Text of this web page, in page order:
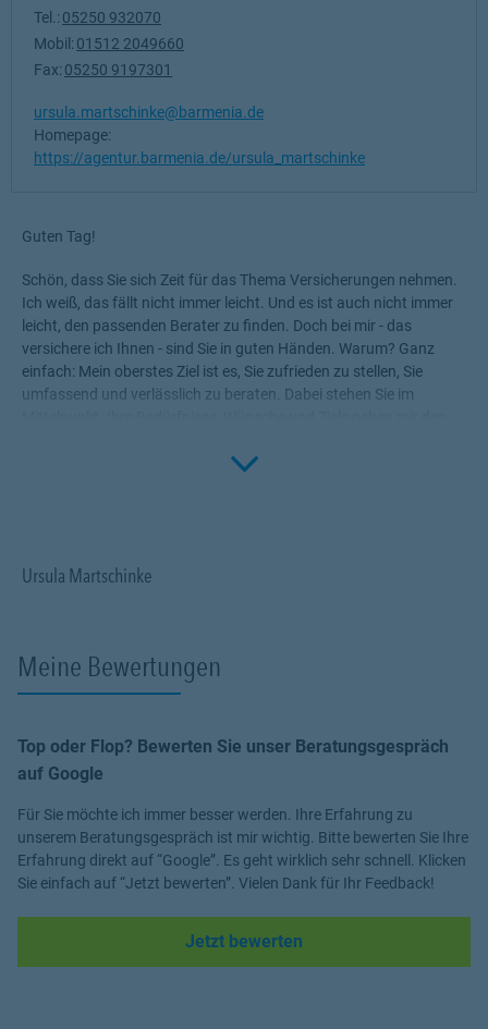
Guten Tag!
Schön, dass Sie sich Zeit für das Thema Versicherungen nehmen.
Ich weiß, das fällt nicht immer leicht. Und es ist auch nicht immer
leicht, den passenden Berater zu finden. Doch bei mir - das
versichere ich Ihnen - sind Sie in guten Händen. Warum? Ganz
einfach: Mein oberstes Ziel ist es, Sie zufrieden zu stellen, Sie
umfassend und verlässlich zu beraten. Dabei stehen Sie im
Versicherungen, die Ihnen die nötige Sicherheit geben, Ihr Leben
bin für Sie da.
Click to
Ursula Martschinke
Tel.: 05250 932070
Mobil: 01512 2049660
Fax: 05250 9197301
ursula.martschinke@barmenia.de
Homepage:
https://agentur.barmenia.de/ursula_martschinke
Meine Bewertungen
Top oder Flop? Bewerten Sie unser Beratungsgespräch
auf Google
Für Sie möchte ich immer besser werden. Ihre Erfahrung zu
unserem Beratungsgespräch ist mir wichtig. Bitte bewerten Sie Ihre
Erfahrung direkt auf “Google”. Es geht wirklich sehr schnell. Klicken
Sie einfach auf “Jetzt bewerten”. Vielen Dank für Ihr Feedback!
Jetzt bewerten